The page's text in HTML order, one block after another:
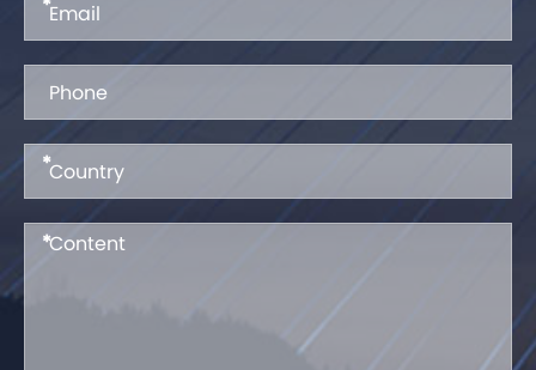
*
*
*